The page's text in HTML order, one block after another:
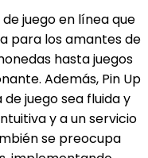
juego en línea que
para los amantes de
hasta juegos
Además, Pin Up
juego sea fluida y
y a un servicio
se preocupa